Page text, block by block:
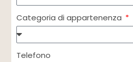
Categoria di appartenenza
Telefono